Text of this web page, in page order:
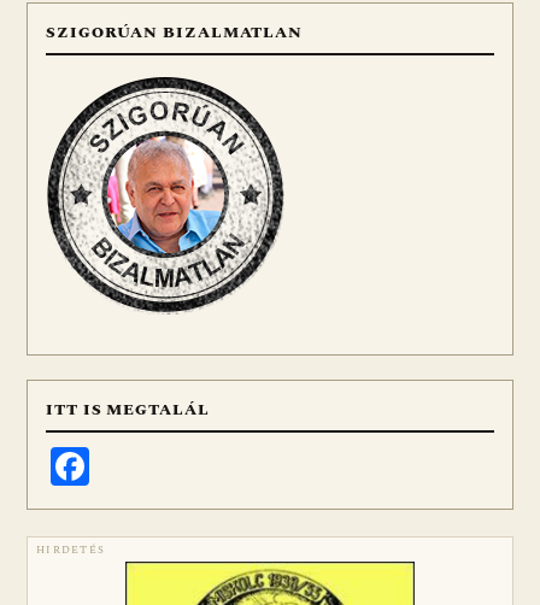
SZIGORÚAN BIZALMATLAN
ITT IS MEGTALÁL
HIRDETÉS